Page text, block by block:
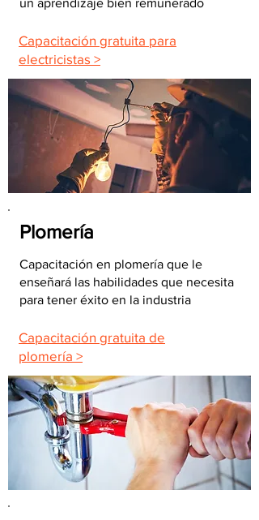
un aprendizaje bien remunerado
Capacitación gratuita para
electricistas >
Plomería
Capacitación en plomería que le
enseñará las habilidades que necesita
para tener éxito en la industria
Capacitación gratuita de
plomería >